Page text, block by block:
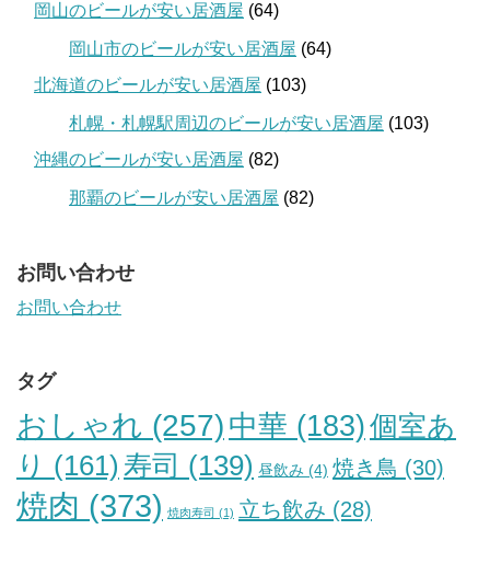
岡山のビールが安い居酒屋 (64)
岡山市のビールが安い居酒屋 (64)
北海道のビールが安い居酒屋 (103)
札幌・札幌駅周辺のビールが安い居酒屋 (103)
沖縄のビールが安い居酒屋 (82)
那覇のビールが安い居酒屋 (82)
お問い合わせ
お問い合わせ
タグ
おしゃれ (257) 中華 (183)個室あ
り (161) 寿司 (139) 昼飲み (4) 焼き鳥 (30)
焼肉 (373) 焼肉寿司 (1) 立ち飲み (28)